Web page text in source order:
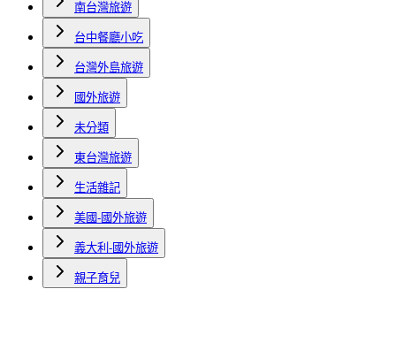
南台灣旅遊
台中餐廳小吃
台灣外島旅遊
國外旅遊
未分類
東台灣旅遊
生活雜記
美國-國外旅遊
義大利-國外旅遊
親子育兒